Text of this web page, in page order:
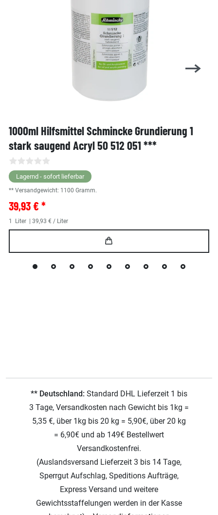
1000ml Hilfsmittel Schmincke Grundierung 1
stark saugend Acryl 50 512 051 ***
Lagernd - sofort lieferbar
** Versandgewicht: 1100 Gramm.
39,93 € *
1 Liter | 39,93 € / Liter
** Deutschland: Standard DHL Lieferzeit 1 bis
3 Tage, Versandkosten nach Gewicht bis 1kg =
5,35 €, über 1kg bis 20 kg = 5,90€, über 20 kg
= 6,90€ und ab 149€ Bestellwert
Versandkostenfrei.
(Auslandsversand Lieferzeit 3 bis 14 Tage,
Sperrgut Aufschlag, Speditions Aufträge,
Express Versand und weitere
Gewichtsstaffelungen werden in der Kasse